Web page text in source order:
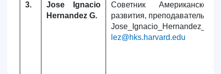
3.
Jose Ignacio
Hernandez G.
Советник
развития, преподаватель
lez@hks.harvard.edu